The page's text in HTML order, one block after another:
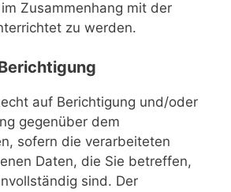
Zusammenhang mit der
zu werden.
auf Berichtigung und/oder
gegenüber dem
sofern die verarbeiteten
Daten, die Sie betreffen,
sind. Der